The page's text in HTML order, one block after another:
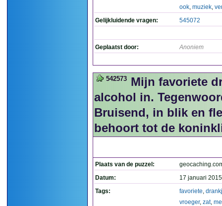
ook, muziek,
Gelijkluidende vragen:
545072
Geplaatst door: Anoniem
542573 Mijn favoriete
alcohol in.
Bruisend, in blik en
behoort tot de
Plaats van de puzzel:
Datum:
17 januari
Tags:
favoriete,
vroeger, zat,